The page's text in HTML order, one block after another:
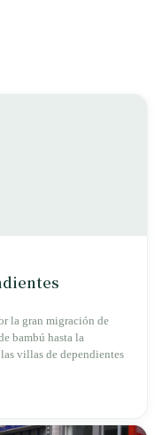
la gran migración de
bambú hasta la
villas de dependientes